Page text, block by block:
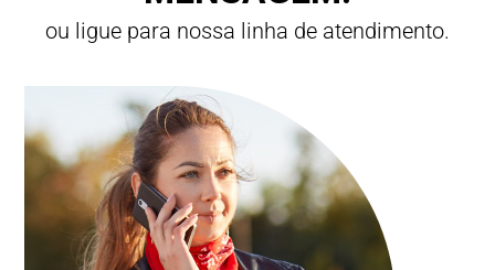
ou ligue para nossa linha de atendimento.